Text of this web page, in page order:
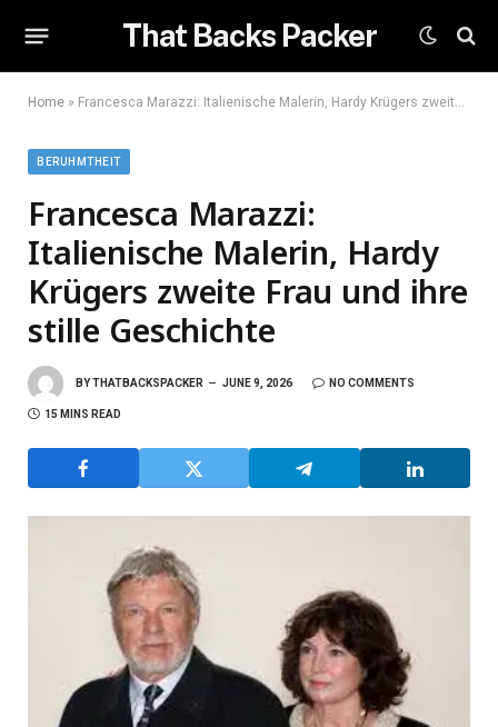
That Backs Packer
Home » Francesca Marazzi: Italienische Malerin, Hardy Krügers zweite Frau und ihre stille Geschichte
BERUHMTHEIT
Francesca Marazzi:
Italienische Malerin, Hardy
Krügers zweite Frau und ihre
stille Geschichte
BYTHATBACKSPACKER JUNE 9, 2026 NO COMMENTS
15 MINS READ